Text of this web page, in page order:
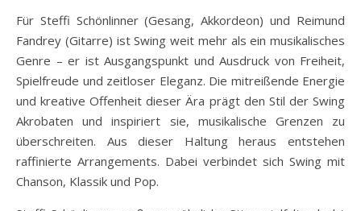
Für Steffi Schönlinner (Gesang, Akkordeon) und Reimund
Fandrey (Gitarre) ist Swing weit mehr als ein musikalisches
Genre – er ist Ausgangspunkt und Ausdruck von Freiheit,
Spielfreude und zeitloser Eleganz. Die mitreißende Energie
und kreative Offenheit dieser Ära prägt den Stil der Swing
Akrobaten und inspiriert sie, musikalische Grenzen zu
überschreiten. Aus dieser Haltung heraus entstehen
raffinierte Arrangements. Dabei verbindet sich Swing mit
Chanson, Klassik und Pop.